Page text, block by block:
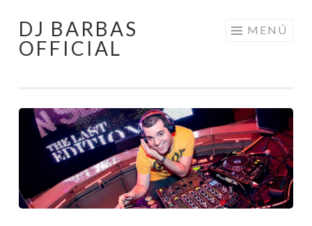
Saltar
al
DJ BARBAS
OFFICIAL
MENÚ